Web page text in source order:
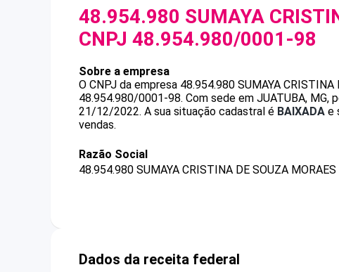
48.954.980 SUMAYA
CNPJ 48.954.980/0001-98
Sobre a empresa
O CNPJ da empresa 48.954.980 SUMAYA CRISTINA
48.954.980/0001-98. Com sede em JUATUBA, MG,
21/12/2022. A sua situação cadastral é BAIXADA e
vendas.
Razão Social
48.954.980 SUMAYA CRISTINA DE SOUZA
Dados da receita federal